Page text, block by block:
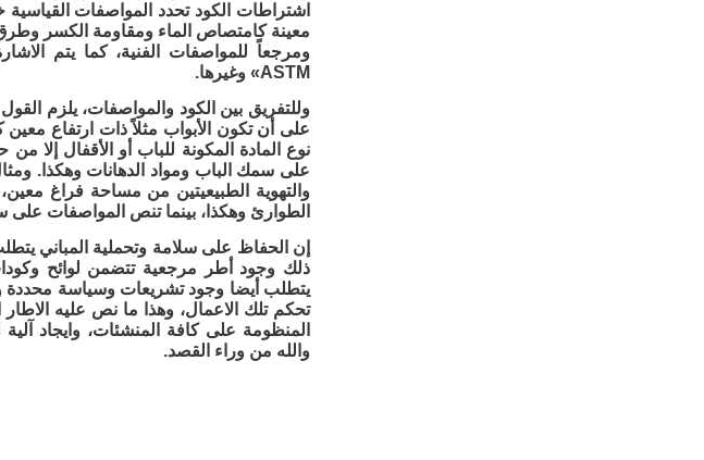
اشتراطات الكود تحدد المواصفات
ASTM» وغيرها.
وللتفريق بين الكود والمواصفات، يلزم
على أن تكون الأبواب مثلاً ذات ارتفاع
نوع المادة المكونة للباب أو الأقفال إلا
على سمك الباب ومواد الدهانات وهكذا.
والتهوية الطبيعيتين من مساحة فراغ
الطوارئ وهكذا، بينما تنص المواصفات
إن الحفاظ على سلامة وتحملية المباني
ذلك وجود أطر مرجعية تتضمن لوائح
يتطلب أيضا وجود تشريعات وسياسة محددة
تحكم تلك الاعمال، وهذا ما نص عليه الاطار
المنظومة على كافة المنشئات، وايجاد آلية
والله من وراء القصد.